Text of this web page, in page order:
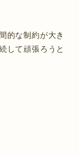
的な制約が大き
して頑張ろうと